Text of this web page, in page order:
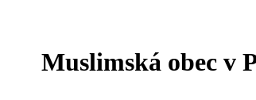
Muslimská obec v